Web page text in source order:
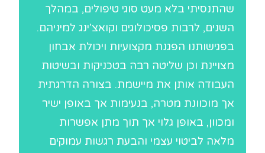
שהתנסיתי בלא מעט סוגי טיפולים, במהלך
השנים, לרבות פסיכולוגים וקואצ'ינג למיניהם.
בפגישותנו הפגנת מקצועיות ויכולת אבחון
מצויינת וכן שליטה רבה בטכניקות ובשיטות
העבודה אותן את מיישמת. בצורה הדרגתית
אך מוכוונת מטרה, בנעימות אך באופן ישיר
ומכוון, באופן גלוי אך תוך מתן אפשרות
מלאה לביטוי עצמי והבעת רגשות עמוקים